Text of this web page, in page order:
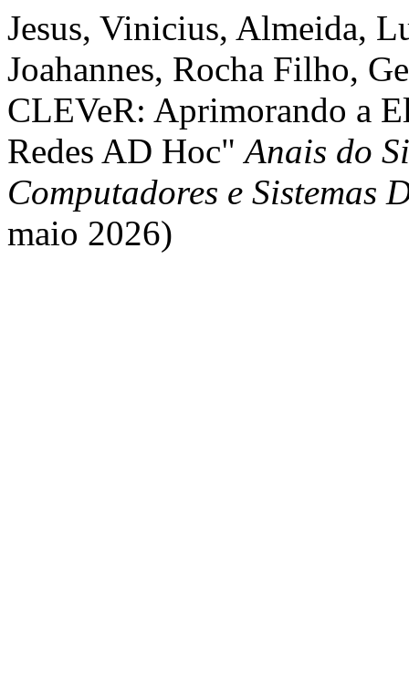
Jesus, Vinicius, Almeida,
Joahannes, Rocha Filho,
CLEVeR: Aprimorando a
Redes AD Hoc"Anais do
Computadores e Sistemas
maio 2026)